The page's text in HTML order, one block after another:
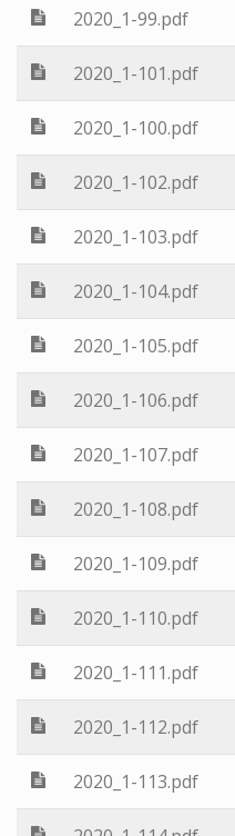
2020_1-99.pdf
2020_1-101.pdf
2020_1-100.pdf
2020_1-102.pdf
2020_1-103.pdf
2020_1-104.pdf
2020_1-105.pdf
2020_1-106.pdf
2020_1-107.pdf
2020_1-108.pdf
2020_1-109.pdf
2020_1-110.pdf
2020_1-111.pdf
2020_1-112.pdf
2020_1-113.pdf